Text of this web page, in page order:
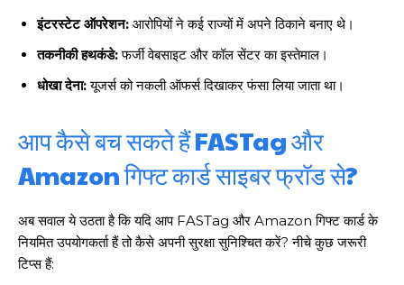
इंटरस्टेट ऑपरेशन: आरोपियों ने कई राज्यों में अपने ठिकाने बनाए थे।
तकनीकी हथकंडे:फर्जी वेबसाइट और कॉल सेंटर का इस्तेमाल।
धोखा देना:यूजर्स को नकली ऑफर्स दिखाकर फंसा लिया जाता था।
आप कैसे बच सकते हैं FASTag और
Amazon गिफ्ट कार्ड साइबर फ्रॉड से?
अब सवाल ये उठता है कि यदि आप FASTag और Amazon गिफ्ट कार्ड के
नियमित उपयोगकर्ता हैं तो कैसे अपनी सुरक्षा सुनिश्चित करें? नीचे कुछ जरूरी
टिप्स हैं: